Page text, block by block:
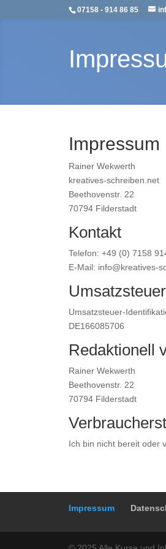
07158 - 914 86 85
Impressum
Rainer Wekwerth
kreatives-schreiben.net
Beethovenstr. 22
70794 Filderstadt
Kontakt
Telefon: +49 (0) 7158
E-Mail: info@kreatives-
Umsatzsteuer-
DE166085706
Redaktionell
Rainer Wekwerth
Beethovenstr. 22
70794 Filderstadt
Ich bin nicht bereit oder
Impressum